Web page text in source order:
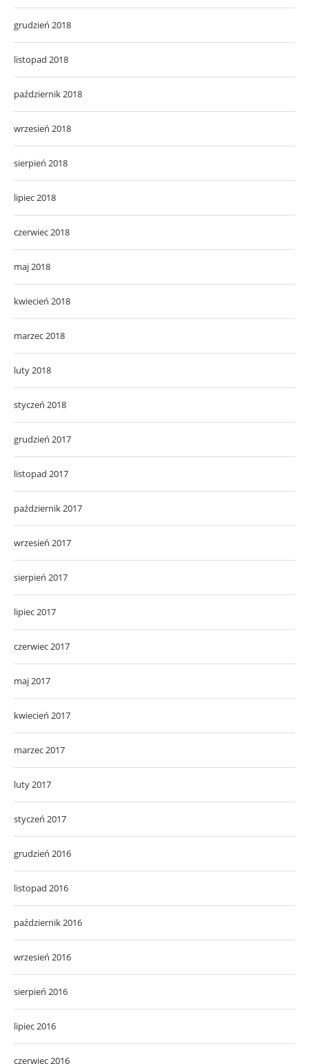
grudzień 2018
listopad 2018
październik 2018
wrzesień 2018
sierpień 2018
lipiec 2018
czerwiec 2018
maj 2018
kwiecień 2018
marzec 2018
luty 2018
styczeń 2018
grudzień 2017
listopad 2017
październik 2017
wrzesień 2017
sierpień 2017
lipiec 2017
czerwiec 2017
maj 2017
kwiecień 2017
marzec 2017
luty 2017
styczeń 2017
grudzień 2016
listopad 2016
październik 2016
wrzesień 2016
sierpień 2016
lipiec 2016
czerwiec 2016